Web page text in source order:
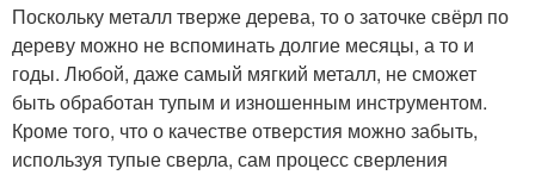
Поскольку металл тверже дерева, то о заточке свёрл по
дереву можно не вспоминать долгие месяцы, а то и
годы. Любой, даже самый мягкий металл, не сможет
быть обработан тупым и изношенным инструментом.
Кроме того, что о качестве отверстия можно забыть,
используя тупые сверла, сам процесс сверления